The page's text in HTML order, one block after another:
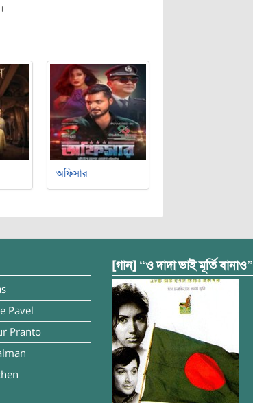
অফিসার
Pavel
Pranto
[গান] “ও দাদা ভাই মূর্তি বানাও”